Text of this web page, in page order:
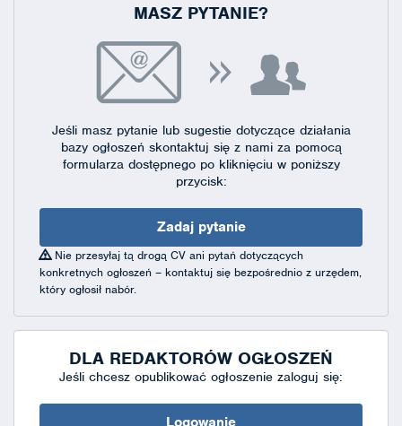
MASZ PYTANIE?
Jeśli masz pytanie lub sugestie dotyczące działania
bazy ogłoszeń skontaktuj się z nami za pomocą
formularza dostępnegopo kliknięciu w poniższy
przycisk:
Zadaj pytanie
Nie przesyłaj tą drogą CV ani pytań dotyczących
konkretnych ogłoszeń – kontaktuj się bezpośrednio z urzędem,
który ogłosił nabór.
DLA REDAKTORÓW OGŁOSZEŃ
Jeśli chcesz opublikować ogłoszenie zaloguj się:
Logowanie